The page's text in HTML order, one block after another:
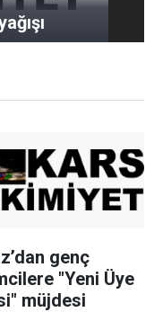
genç
"Yeni Üye
müjdesi